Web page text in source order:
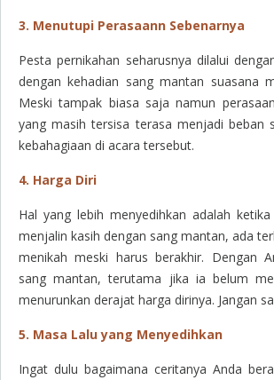
3. Menutupi Perasaann Sebenarnya
Pesta pernikahan seharusnya dilalui
dengan kehadian sang mantan suasana
Meski tampak biasa saja namun
yang masih tersisa terasa menjadi beban
kebahagiaan di acara tersebut.
4. Harga Diri
Hal yang lebih menyedihkan adalah
menjalin kasih dengan sang mantan, ada
menikah meski harus berakhir. Dengan
sang mantan, terutama jika ia belum
menurunkan derajat harga dirinya. Jangan
5. Masa Lalu yang Menyedihkan
Ingat dulu bagaimana ceritanya Anda